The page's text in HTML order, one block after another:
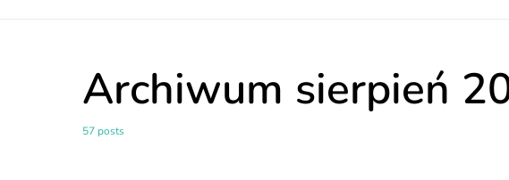
Archiwum sierpień
57 posts